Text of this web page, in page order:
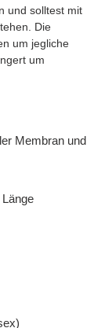
und solltest mit
Die
um jegliche
um
Membran und